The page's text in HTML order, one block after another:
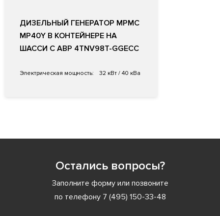
ДИЗЕЛЬНЫЙ ГЕНЕРАТОР MPMC
MP40Y В КОНТЕЙНЕРЕ НА
ШАССИ С АВР 4TNV98T-GGECC
Электрическая мощность: 32 кВт / 40 кВа
Остались вопросы?
Заполните форму или позвоните
по телефону 7 (495) 150-33-48